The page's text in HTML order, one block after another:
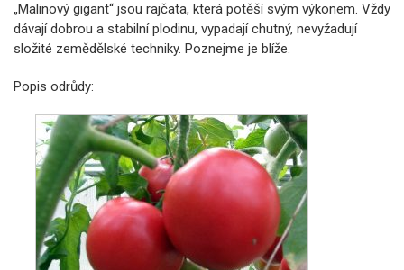
„Malinový gigant“ jsou rajčata, která potěší svým výkonem. Vždy
dávají dobrou a stabilní plodinu, vypadají chutný, nevyžadují
složité zemědělské techniky. Poznejme je blíže.
Popis odrůdy: